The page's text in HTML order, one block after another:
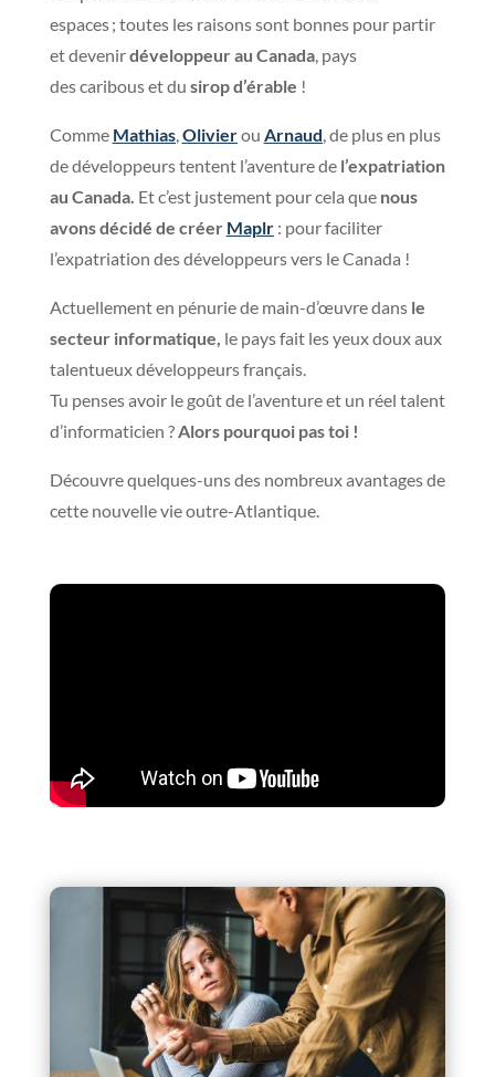
espaces ; toutes les raisons sont bonnes pour partir
et devenirdéveloppeur au Canada, pays
des caribous et du sirop d’érable !
Comme Mathias,Olivierou Arnaud, de plus en plus
de développeurs tentent l’aventure del’expatriation
au Canada. Et c’est justement pour cela que nous
avons décidé de créer Maplr: pour faciliter
l’expatriation des développeurs vers le Canada !
Actuellement en pénurie de main-d’œuvre dans le
secteur informatique, le pays fait les yeux doux aux
talentueux développeurs français.
Tu penses avoir le goût de l’aventure et un réel talent
d’informaticien ?Alors pourquoi pas toi !
Découvre quelques-uns des nombreux avantages de
cette nouvelle vie outre-Atlantique.